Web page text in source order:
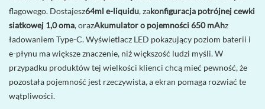
flagowego. Dostajesz64ml e-liquidu, zakonfiguracja potrójnej cewki
siatkowej 1,0 oma, orazAkumulator o pojemności 650 mAhz
ładowaniem Type-C. Wyświetlacz LED pokazujący poziom baterii i
e-płynu ma większe znaczenie, niż większość ludzi myśli. W
przypadku produktów tej wielkości klienci chcą mieć pewność, że
pozostała pojemność jest rzeczywista, a ekran pomaga rozwiać te
wątpliwości.